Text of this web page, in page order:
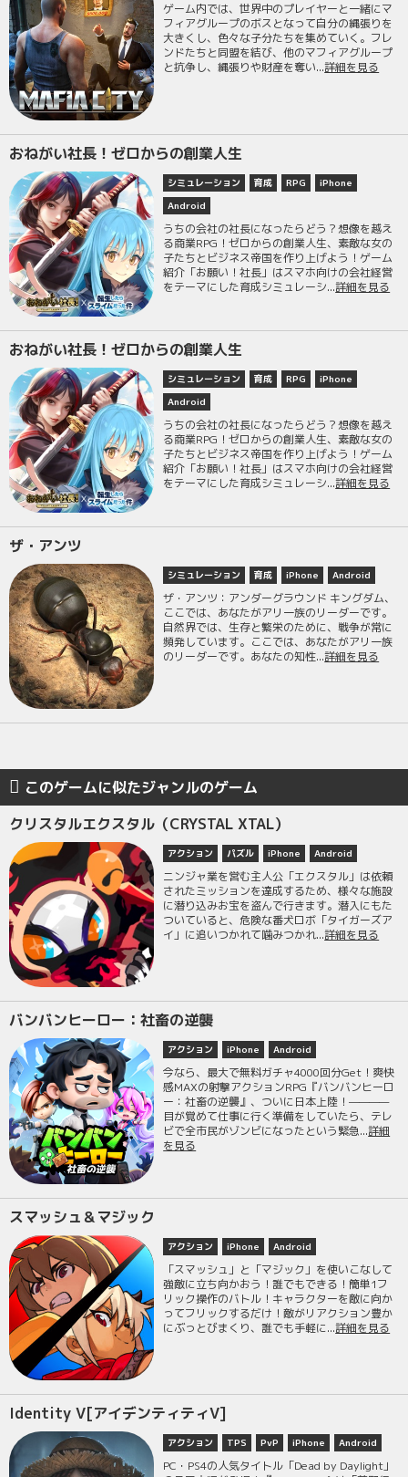
ゲーム内では、世界中のプレイヤーと一緒にマ
フィアグループのボスとなって自分の縄張りを
大きくし、色々な子分たちを集めていく。フレ
ンドたちと同盟を結び、他のマフィアグループ
と抗争し、縄張りや財産を奪い...詳細を見る
おねがい社長！ゼロからの創業人生
シミュレーション 育成 RPG
iPhone
Android
うちの会社の社長になったらどう？想像を越え
る商業RPG！ゼロからの創業人生、素敵な女の
子たちとビジネス帝国を作り上げよう！ゲーム
紹介「お願い！社長」はスマホ向けの会社経営
をテーマにした育成シミュレーシ...詳細を見る
おねがい社長！ゼロからの創業人生
シミュレーション 育成 RPG
iPhone
Android
うちの会社の社長になったらどう？想像を越え
る商業RPG！ゼロからの創業人生、素敵な女の
子たちとビジネス帝国を作り上げよう！ゲーム
紹介「お願い！社長」はスマホ向けの会社経営
をテーマにした育成シミュレーシ...詳細を見る
ザ・アンツ
シミュレーション 育成 iPhone Android
ザ・アンツ：アンダーグラウンド キングダム、
ここでは、あなたがアリ一族のリーダーです。
自然界では、生存と繁栄のために、戦争が常に
頻発しています。ここでは、あなたがアリ一族
のリーダーです。あなたの知性...詳細を見る
このゲームに似たジャンルのゲーム
クリスタルエクスタル（CRYSTAL XTAL）
アクション パズル iPhone Android
ニンジャ業を営む主人公「エクスタル」は依頼
されたミッションを達成するため、様々な施設
に潜り込みお宝を盗んで行きます。潜入にもた
ついていると、危険な番犬ロボ「タイガーズア
イ」に追いつかれて噛みつかれ...詳細を見る
バンバンヒーロー：社畜の逆襲
アクション iPhone Android
今なら、最大で無料ガチャ4000回分Get！爽快
感MAXの射撃アクションRPG『バンバンヒーロ
ー：社畜の逆襲』、ついに日本上陸！————
目が覚めて仕事に行く準備をしていたら、テレ
ビで全市民がゾンビになったという緊急...詳細
を見る
スマッシュ＆マジック
アクション iPhone Android
「スマッシュ」と「マジック」を使いこなして
強敵に立ち向かおう！誰でもできる！簡単1フ
リック操作のバトル！キャラクターを敵に向か
ってフリックするだけ！敵がリアクション豊か
にぶっとびまくり、誰でも手軽に...詳細を見る
Identity V[アイデンティティV]
アクション TPS PvP iPhone Android
PC・PS4の人気タイトル「Dead by Daylight」